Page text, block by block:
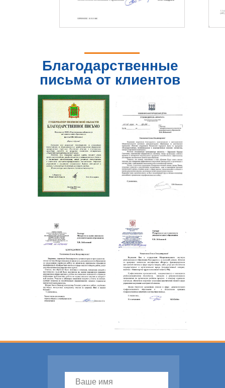
Благодарственные
письма от клиентов